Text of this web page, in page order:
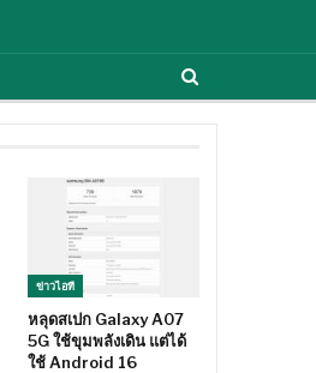
ข่าวไอที
หลุดสเปก Galaxy A07
5G ใช้ขุมพลังเดิน แต่ได้
ใช้ Android 16